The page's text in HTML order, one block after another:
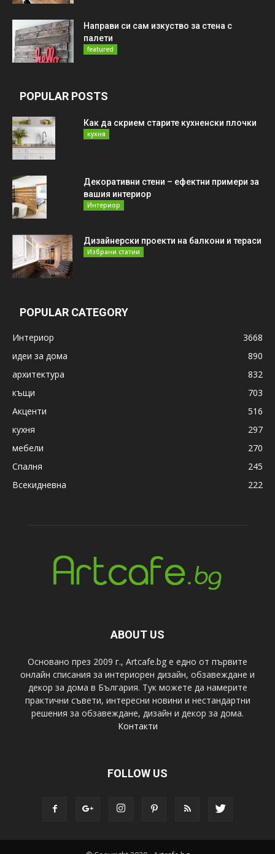
Направи си сам изкуство за стена с
палети
featured
POPULAR POSTS
Как да скрием старите кухненски плочки
кухня
Декоративни стени – ефектни примери за
вашия интериор
Интериор
Дизайнерски проекти на балкони и тераси
Избрани статии
POPULAR CATEGORY
Интериор
3668
идеи за дома
890
архитектура
832
къщи
703
Акценти
516
кухня
297
мебели
270
Спалня
245
Всекидневна
222
ABOUT US
Основано през 2009 г., Artcafe.bg е едно от първите
онлайн списания за интериорен дизайн, обзавеждане и
декор за дома в България. Тук можете да намерите
практични съвети, интересни новини и нестандартни
решения за обзавеждане, дизайн и декор за дома.
Контакти
FOLLOW US